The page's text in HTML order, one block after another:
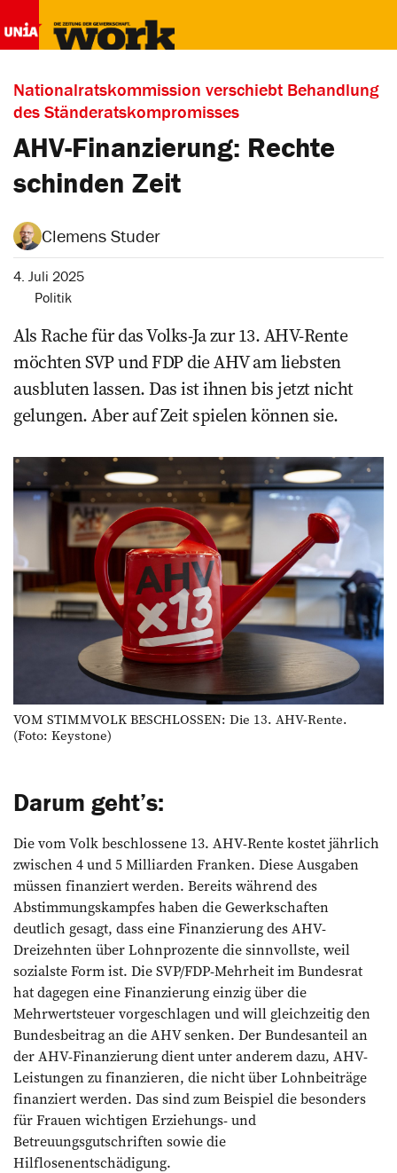
Nationalratskommission verschiebt Behandlung
des Ständeratskompromisses
AHV-Finanzierung: Rechte
schinden Zeit
Clemens Studer
4. Juli 2025
Politik
Als Rache für das Volks-Ja zur 13. AHV-Rente
möchten SVP und FDP die AHV am liebsten
ausbluten lassen. Das ist ihnen bis jetzt nicht
gelungen. Aber auf Zeit spielen können sie.
VOM STIMMVOLK BESCHLOSSEN: Die 13. AHV-Rente.
(Foto: Keystone)
Darum geht’s:
Die vom Volk beschlossene 13. AHV-Rente kostet jährlich
zwischen 4 und 5 Milliarden Franken. Diese Ausgaben
müssen finanziert werden. Bereits während des
Abstimmungskampfes haben die Gewerkschaften
deutlich gesagt, dass eine Finanzierung des AHV-
Dreizehnten über Lohnprozente die sinnvollste, weil
sozialste Form ist. Die SVP/FDP-Mehrheit im Bundesrat
hat dagegen eine Finanzierung einzig über die
Mehrwertsteuer vorgeschlagen und will gleichzeitig den
Bundesbeitrag an die AHV senken. Der Bundesanteil an
der AHV-Finanzierung dient unter anderem dazu, AHV-
Leistungen zu finanzieren, die nicht über Lohnbeiträge
finanziert werden. Das sind zum Beispiel die besonders
für Frauen wichtigen Erziehungs- und
Betreuungsgutschriften sowie die
Hilflosenentschädigung.